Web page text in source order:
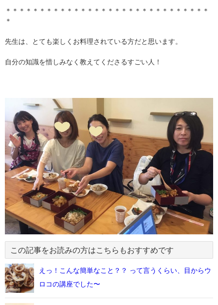
＊＊＊＊＊＊＊＊＊＊＊＊＊＊＊＊＊＊＊＊＊＊＊＊＊＊＊＊＊＊
＊
先生は、とても楽しくお料理されている方だと思います。
自分の知識を惜しみなく教えてくださるすごい人！
この記事をお読みの方はこちらもおすすめです
えっ！こんな簡単なこと？？ って言うくらい、目からウ
ロコの講座でした〜